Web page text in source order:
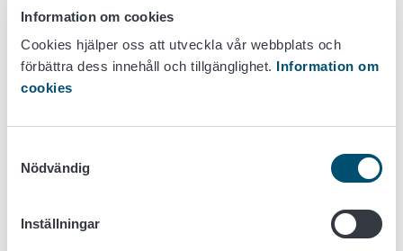
Information om cookies
Cookies hjälper oss att utveckla vår webbplats och
förbättra dess innehåll och tillgänglighet. Information om
cookies
Nödvändig
Inställningar
I praktiken strävar man med hygienisk hantering av
livsmedlen efter att:
hindra mikrobiologisk, kemisk eller fysikalisk
kontaminering av livsmedlen och
Personer som arbetar i en livsmedelslokal måste känna till
sitt arbete kunna förebygga matförgiftningar. Särskilt
livsmedel som lätt förskäms kräver på grund av sin